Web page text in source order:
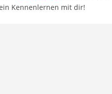
Kennenlernen mit dir!